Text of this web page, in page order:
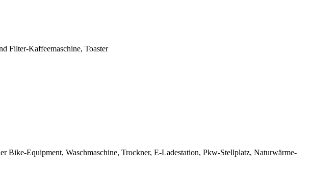
Filter-Kaffeemaschine, Toaster
Equipment, Waschmaschine, Trockner, E-Ladestation, Pkw-Stellplatz, Naturwärme-